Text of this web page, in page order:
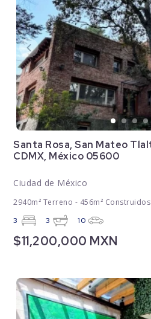
Santa Rosa, San Mateo
CDMX, México 05600
Ciudad de México
2940m² Terreno - 456m² Construidos
3 3 10
$11,200,000 MXN